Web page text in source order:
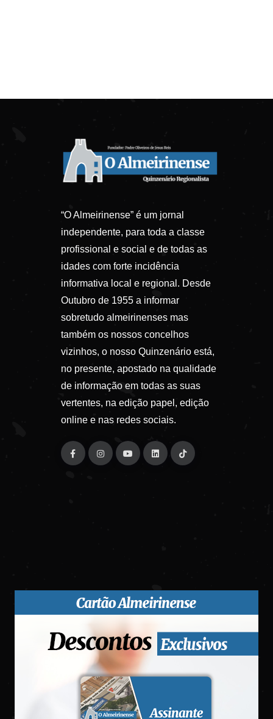
“O Almeirinense” é um jornal
independente, para toda a classe
profissional e social e de todas as
idades com forte incidência
informativa local e regional. Desde
Outubro de 1955 a informar
sobretudo almeirinenses mas
também os nossos concelhos
vizinhos, o nosso Quinzenário está,
no presente, apostado na qualidade
de informação em todas as suas
vertentes, na edição papel, edição
online e nas redes sociais.